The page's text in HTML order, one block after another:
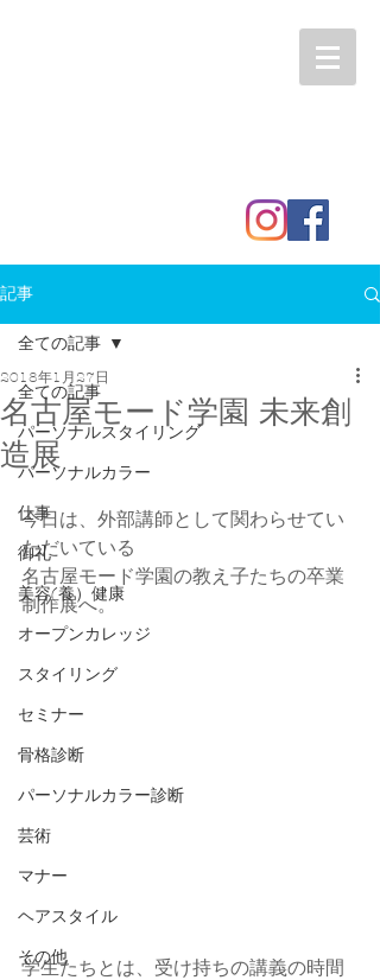
記事
全ての記事
パーソナルスタイリング
パーソナルカラー
仕事
御礼
美容(養）健康
オープンカレッジ
スタイリング
セミナー
骨格診断
パーソナルカラー診断
芸術
マナー
ヘアスタイル
その他
全ての記事
名古屋モード学園 未来創
造展
2018年1月27日
今日は、外部講師として関わらせてい
ただいている
名古屋モード学園の教え子たちの卒業
制作展へ。
学生たちとは、受け持ちの講義の時間